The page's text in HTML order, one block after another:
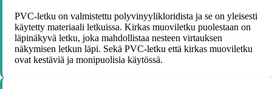
PVC-letku on valmistettu polyvinyylikloridista ja se on yleisesti
käytetty materiaali letkuissa. Kirkas muoviletku puolestaan on
läpinäkyvä letku, joka mahdollistaa nesteen virtauksen
näkymisen letkun läpi. Sekä PVC-letku että kirkas muoviletku
ovat kestäviä ja monipuolisia käytössä.